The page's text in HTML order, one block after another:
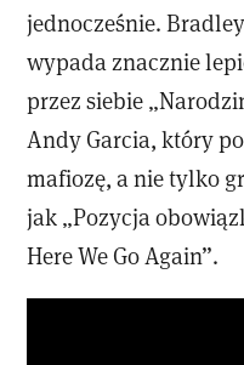
jednocześnie.
wypada znacznie
przez siebie
Andy Garcia, który
mafiozę, a nie tylko
jak „Pozycja
Here We Go Again”.